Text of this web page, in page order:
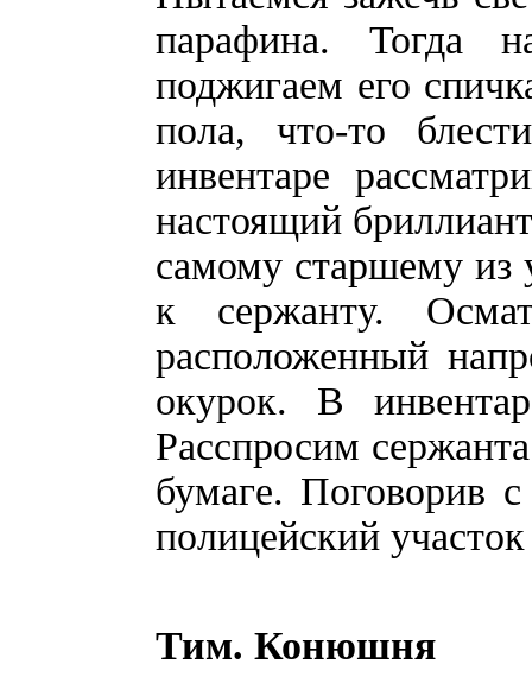
парафина. Тогда
поджигаем его
пола, что-то
инвентаре
настоящий
самому старшему из
к сержанту.
расположенный
окурок. В
Расспросим
бумаге. Поговорив
полицейский
Тим. Конюшня